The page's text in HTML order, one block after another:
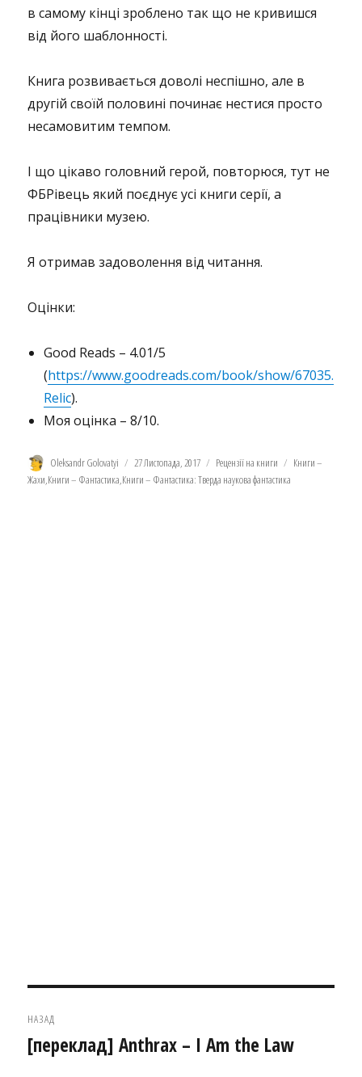
в самому кінці зроблено так що не кривишся
від його шаблонності.
Книга розвивається доволі неспішно, але в
другій своїй половині починає нестися просто
несамовитим темпом.
І що цікаво головний герой, повторюся, тут не
ФБРівець який поєднує усі книги серії, а
працівники музею.
Я отримав задоволення від читання.
Оцінки:
Good Reads – 4.01/5
(https://www.goodreads.com/book/show/67035.
Relic).
Моя оцінка – 8/10.
Автор
Oleksandr Golovatyi Оприлюднено
27 Листопада, 2017 Категорії
Рецензії на книги Позначки
Книги –
Жахи,Книги – Фантастика,Книги – Фантастика: Тверда наукова фантастика
записів
НАЗАД
Попередній
[переклад] Anthrax – I Am the Law